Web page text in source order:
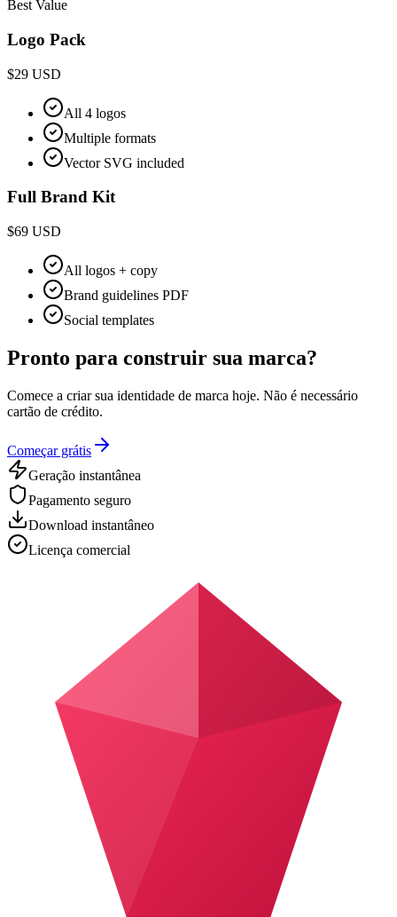
Best Value
Logo Pack
$29 USD
All 4 logos
Multiple formats
Vector SVG included
Full Brand Kit
$69 USD
All logos + copy
Brand guidelines PDF
Social templates
Pronto para construir sua marca?
Comece a criar sua identidade de marca hoje. Não é necessário
cartão de crédito.
Começar grátis
Geração instantânea
Pagamento seguro
Download instantâneo
Licença comercial